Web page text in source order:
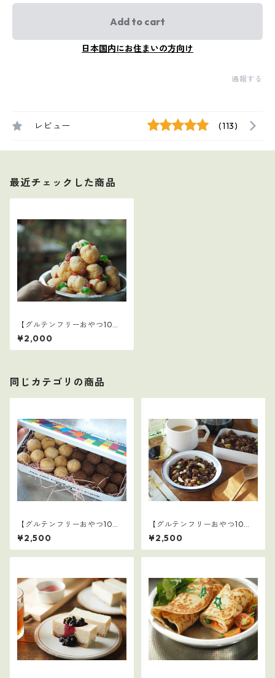
Add to cart
日本国内にお住まいの方向け
通報する
レビュー (113)
最近チェックした商品
【グルテンフリーおやつ10
選】3
¥2,000
同じカテゴリの商品
【グルテンフリーおやつ10
選】バレンタインセット
¥2,500
【グルテンフリーおやつ10
選】6
¥2,500